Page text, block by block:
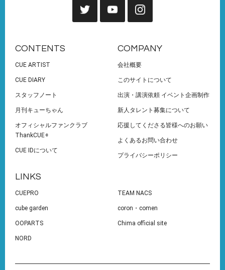
CONTENTS
CUE ARTIST
CUE DIARY
スタッフノート
月刊キューちゃん
オフィシャルファンクラブ
ThankCUE+
CUE IDについて
COMPANY
会社概要
このサイトについて
出演・講演依頼 イベント企画制作
新人タレント募集について
応援してくださる皆様へのお願い
よくあるお問い合わせ
プライバシーポリシー
LINKS
CUEPRO TEAM NACS
cube garden coron・comen
OOPARTS Chima official site
NORD